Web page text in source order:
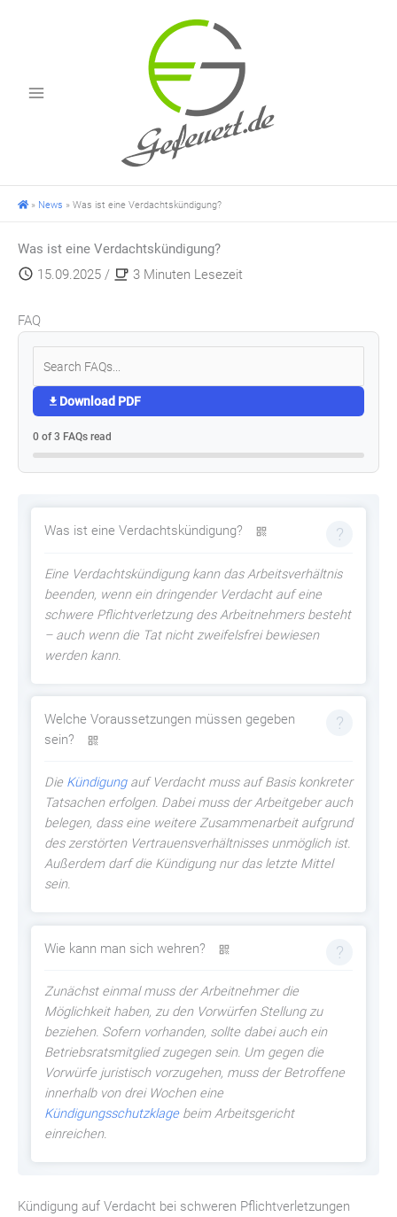
» News » Was ist eine Verdachtskündigung?
Was ist eine Verdachtskündigung?
15.09.2025 / 3 Minuten Lesezeit
FAQ
Download PDF
0 of 3 FAQs read
Was ist eine Verdachtskündigung?
Eine Verdachtskündigung kann das Arbeitsverhältnis
beenden, wenn ein dringender Verdacht auf eine
schwere Pflichtverletzung des Arbeitnehmers besteht
– auch wenn die Tat nicht zweifelsfrei bewiesen
werden kann.
Welche Voraussetzungen müssen gegeben
sein?
Die Kündigungauf Verdacht muss auf Basis konkreter
Tatsachen erfolgen. Dabei muss der Arbeitgeber auch
belegen, dass eine weitere Zusammenarbeit aufgrund
des zerstörten Vertrauensverhältnisses unmöglich ist.
Außerdem darf die Kündigung nur das letzte Mittel
sein.
Wie kann man sich wehren?
Zunächst einmal muss der Arbeitnehmer die
Möglichkeit haben, zu den Vorwürfen Stellung zu
beziehen. Sofern vorhanden, sollte dabei auch ein
Betriebsratsmitglied zugegen sein. Um gegen die
Vorwürfe juristisch vorzugehen, muss der Betroffene
innerhalb von drei Wochen eine
Kündigungsschutzklagebeim Arbeitsgericht
einreichen.
Kündigung auf Verdacht bei schweren Pflichtverletzungen